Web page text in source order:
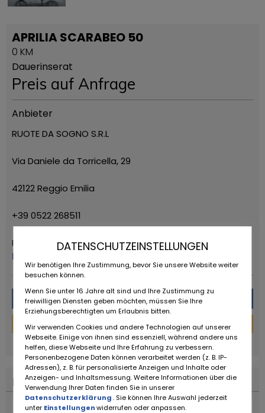
APRILIA SCARABEO 50
0 KM
Dauerinserat
Preis auf Anfrage
Anbieter
RUOTE DA SOGNO S.R.L
Via Daniele da Torricella, 29
42122 Reggio Emilia
+39 0522 268511
Ruote da Sogno
Mehr von diesem Händler
Nachricht
Finanzierungs-Rechner
powered bytarifcheck
Finanzierungs-Rechner
DATENSCHUTZEINSTELLUNGEN
Wir benötigen Ihre Zustimmung, bevor Sie unsere Website weiter
besuchen können.
Wenn Sie unter 16 Jahre alt sind und Ihre Zustimmung zu
freiwilligen Diensten geben möchten, müssen Sie Ihre
Erziehungsberechtigten um Erlaubnis bitten.
Wir verwenden Cookies und andere Technologien auf unserer
Webseite. Einige von ihnen sind essenziell, während andere uns
helfen, diese Webseite und Ihre Erfahrung zu verbessern.
Personenbezogene Daten können verarbeitet werden (z. B. IP-
Adressen), z. B. für personalisierte Anzeigen und Inhalte oder
Anzeigen- und Inhaltsmessung. Weitere Informationen über die
Verwendung Ihrer Daten finden Sie in unserer
Datenschutzerklärung. Sie können Ihre Auswahl jederzeit
unter Einstellungenwiderrufen oder anpassen.